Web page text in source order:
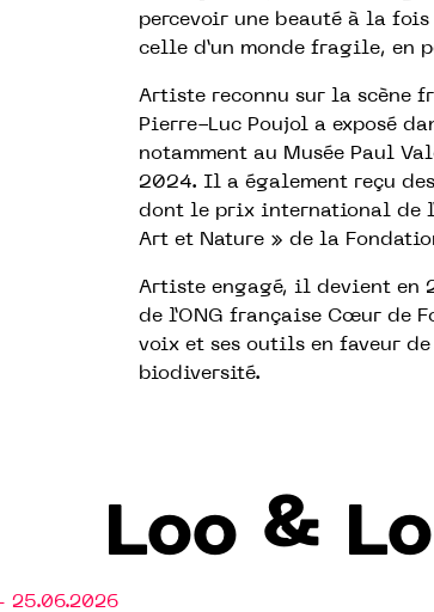
percevoir une beauté à la
celle d’un monde fragile, en
Artiste reconnu sur la scène
Pierre-Luc Poujol a exposé
notamment au Musée Paul
2024. Il a également reçu
dont le prix international de
Art et Nature » de la
Artiste engagé, il devient en
de l’ONG française Cœur de
voix et ses outils en faveur
biodiversité.
Loo &
25.06.2026